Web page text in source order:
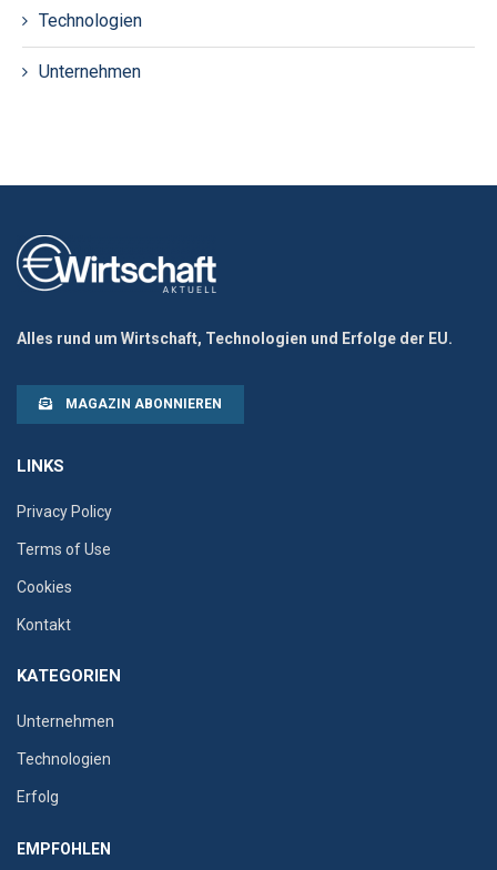
Technologien
Unternehmen
Alles rund um Wirtschaft, Technologien und Erfolge der EU.
MAGAZIN ABONNIEREN
LINKS
Privacy Policy
Terms of Use
Cookies
Kontakt
KATEGORIEN
Unternehmen
Technologien
Erfolg
EMPFOHLEN